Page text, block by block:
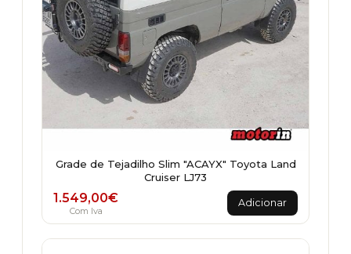
Grade de Tejadilho Slim "ACAYX" Toyota Land
Cruiser LJ73
1.549,00€
Com Iva
Adicionar